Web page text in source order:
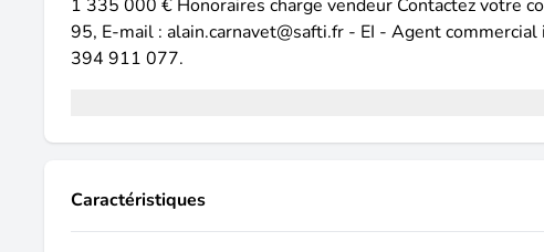
1 335 000 € Honoraires charge vendeur Contactez votre
95, E-mail : alain.carnavet@safti.fr - EI - Agent
394 911 077.
Caractéristiques